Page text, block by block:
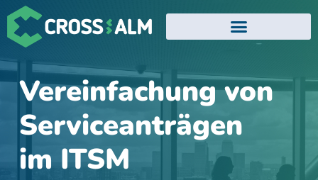
Vereinfachung von
Serviceanträgen
im ITSM